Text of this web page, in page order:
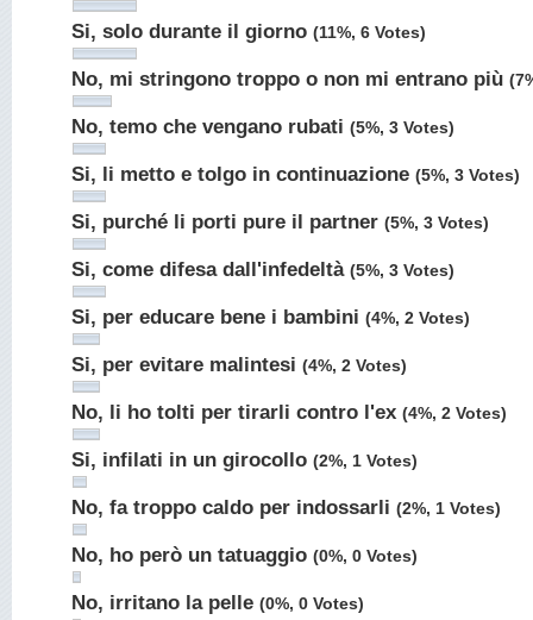
Si, solo durante il giorno (11%, 6 Votes)
No, mi stringono troppo o non mi entrano più
No, temo che vengano rubati (5%, 3 Votes)
Si, li metto e tolgo in continuazione (5%, 3 Votes)
Si, purché li porti pure il partner (5%, 3 Votes)
Si, come difesa dall'infedeltà (5%, 3 Votes)
Si, per educare bene i bambini (4%, 2 Votes)
Si, per evitare malintesi (4%, 2 Votes)
No, li ho tolti per tirarli contro l'ex (4%, 2 Votes)
Si, infilati in un girocollo (2%, 1 Votes)
No, fa troppo caldo per indossarli (2%, 1 Votes)
No, ho però un tatuaggio (0%, 0 Votes)
No, irritano la pelle (0%, 0 Votes)